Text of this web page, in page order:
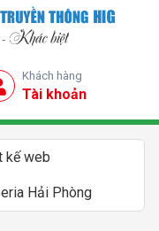
Khách hàng
Tài khoản
kế web
Hải Phòng